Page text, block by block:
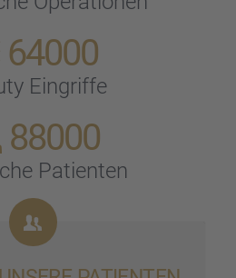
64000
Eingriffe
88000
Patien­ten